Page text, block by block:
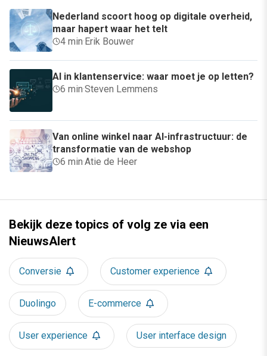
Nederland scoort hoog op digitale overheid,
maar hapert waar het telt
4 min·Erik Bouwer
AI in klantenservice: waar moet je op letten?
6 min·Steven Lemmens
Van online winkel naar AI-infrastructuur: de
transformatie van de webshop
6 min·Atie de Heer
Bekijk deze topics of volg ze via een
NieuwsAlert
Conversie Customer experience
Duolingo E-commerce
User experience User interface design